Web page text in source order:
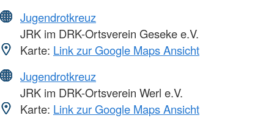
Jugendrotkreuz
JRK im DRK-Ortsverein Geseke e.V.
Karte: Link zur Google Maps Ansicht
Jugendrotkreuz
JRK im DRK-Ortsverein Werl e.V.
Karte: Link zur Google Maps Ansicht